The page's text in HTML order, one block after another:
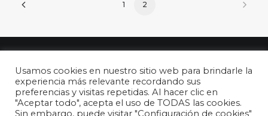
1 2
© 2026 26 de abril - DÍA DEL NIÑO en España. All rights reserved
Usamos cookies en nuestro sitio web para brindarle la
experiencia más relevante recordando sus
preferencias y visitas repetidas. Al hacer clic en
"Aceptar todo", acepta el uso de TODAS las cookies.
Sin embargo, puede visitar "Configuración de cookies"